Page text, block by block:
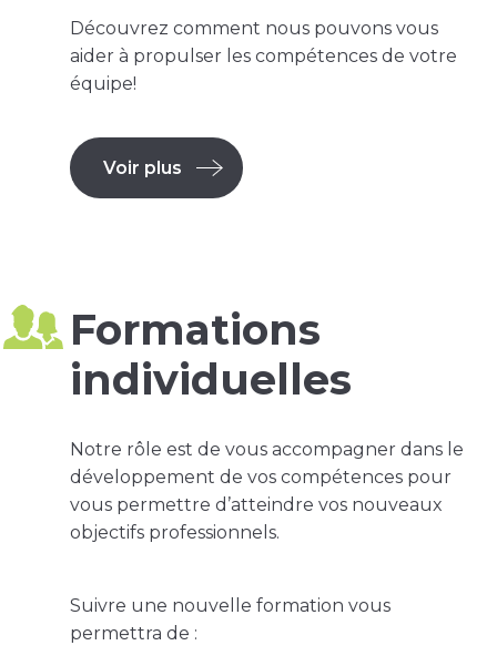
Découvrez comment nous pouvons vous
aider à propulser les compétences de votre
équipe!
Voir plus
Formations
individuelles
Notre rôle est de vous accompagner dans le
développement de vos compétences pour
vous permettre d’atteindre vos nouveaux
objectifs professionnels.
Suivre une nouvelle formation vous
permettra de :